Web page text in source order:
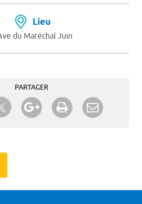
Lieu
du Maréchal Juin
PARTAGER
sur Facebook
Partager sur TwitterPartager sur Google+
Imprimer